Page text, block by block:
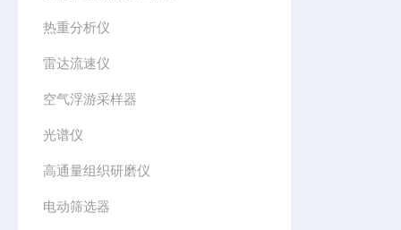
热重分析仪
雷达流速仪
空气浮游采样器
光谱仪
高通量组织研磨仪
电动筛选器